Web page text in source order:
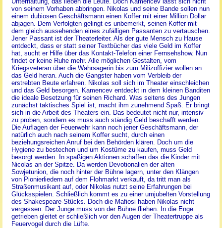
von seinem Vorhaben abbringen. Nikolas und seine Bande sollen nun
einem dubiosen Geschäftsmann einen Koffer mit einer Million Dollar
abjagen. Dem Verfolgten gelingt es unbemerkt, seinen Koffer mit
dem gleich aussehenden eines zufälligen Passanten zu vertauschen.
Jener Passant ist der Theaterleiter. Als der gute Mensch zu Hause
entdeckt, dass er statt seiner Textbücher das viele Geld im Koffer
hat, sucht er Hilfe über das Kontakt-Telefon einer Fernsehshow. Nun
findet er keine Ruhe mehr. Alle möglichen Gestalten, vom
Kriegsveteran über die Wahrsagerin bis zum Milizoffizier wollen an
das Geld heran. Auch die Gangster haben vom Verbleib der
erstrebten Beute erfahren. Nikolas soll sich im Theater einschleichen
und das Geld besorgen. Kamencev entdeckt in dem kleinen Banditen
die ideale Besetzung für seinen Richard. Was seitens des Jungen
zunächst taktisches Spiel ist, macht ihm zunehmend Spaß. Er bringt
sich in die Arbeit des Theaters ein. Das bedeutet nicht nur, intensiv
zu proben, sondern es muss auch ständig Geld beschafft werden.
Die Auflagen der Feuerwehr kann noch jener Geschäftsmann, der
natürlich auch nach seinem Koffer sucht, durch einen
beziehungsreichen Anruf bei den Behörden klären. Doch um die
Hygiene zu bestechen und um Kostüme zu kaufen, muss Geld
besorgt werden. In spaßigen Aktionen schaffen das die Kinder mit
Nicolas an der Spitze. Da werden Devotionalien der alten
Sowjetunion, die noch hinter der Bühne lagern, unter den Klängen
von Pionierliedern auf dem Flohmarkt verkauft, da tritt man als
Straßenmusikant auf, oder Nikolas nutzt seine Erfahrungen bei
Glücksspielen. Schließlich kommt es zu einer umjubelten Vorstellung
des Shakespeare-Stücks. Doch die Mafiosi haben Nikolas nicht
vergessen. Der Junge muss von der Bühne fliehen. In die Enge
getrieben gleitet er schließlich vor den Augen der Theatertruppe als
Feuervogel durch die Lüfte.